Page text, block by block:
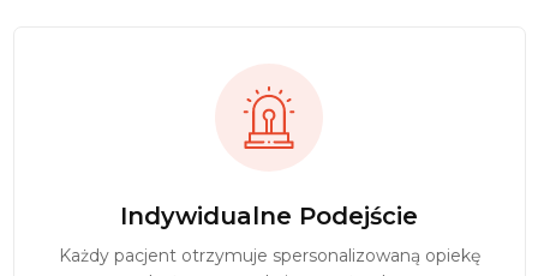
Indywidualne Podejście
Każdy pacjent otrzymuje spersonalizowaną opiekę